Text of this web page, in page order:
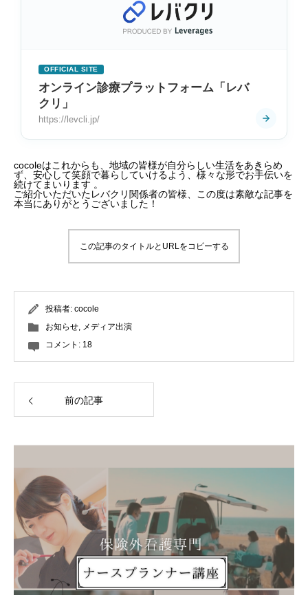
OFFICIAL SITE
オンライン診療プラットフォーム「レバ
クリ」
https://levcli.jp/
cocoleはこれからも、地域の皆様が自分らしい生活をあきらめ
ず、安心して笑顔で暮らしていけるよう、様々な形でお手伝いを
続けてまいります 。
ご紹介いただいたレバクリ関係者の皆様、この度は素敵な記事を
本当にありがとうございました！
この記事のタイトルとURLをコピーする
投稿者: cocole
お知らせ
メディア出演
コメント: 18
前の記事